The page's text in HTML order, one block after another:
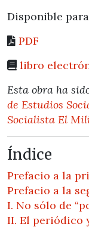
Disponible
PDF
libro
Esta obra ha
de Estudios
Socialista El
Índice
Prefacio a la
Prefacio a la
I. No sólo de
II. El periódico